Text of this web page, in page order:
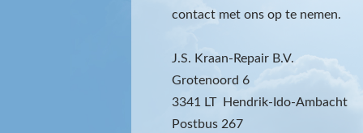
contact met ons op te nemen.
J.S. Kraan-Repair B.V.
Grotenoord 6
3341 LT Hendrik-Ido-Ambacht
Postbus 267